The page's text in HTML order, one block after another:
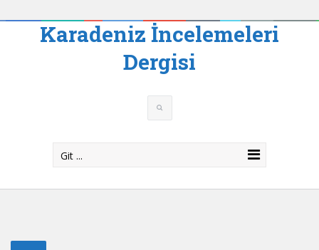
Karadeniz İncelemeleri
Dergisi
Git ...